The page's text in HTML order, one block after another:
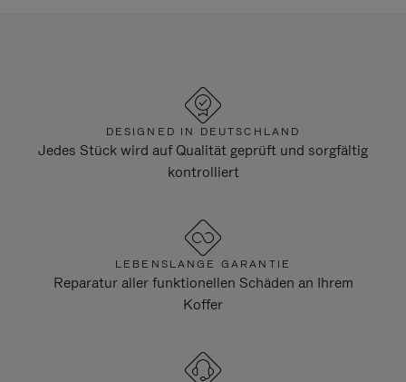
DESIGNED IN DEUTSCHLAND
Jedes Stück wird auf Qualität geprüft und sorgfältig
kontrolliert
LEBENSLANGE GARANTIE
Reparatur aller funktionellen Schäden an Ihrem
Koffer